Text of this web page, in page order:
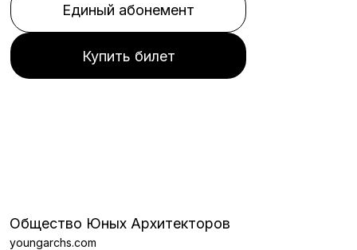
Единый абонемент
Купить билет
Общество Юных Архитекторов
youngarchs.com